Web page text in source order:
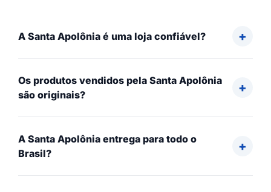
A Santa Apolônia é uma loja confiável?
Os produtos vendidos pela Santa Apolônia
são originais?
A Santa Apolônia entrega para todo o
Brasil?